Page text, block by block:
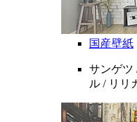
国産壁紙
サンゲツ
ル / リリ